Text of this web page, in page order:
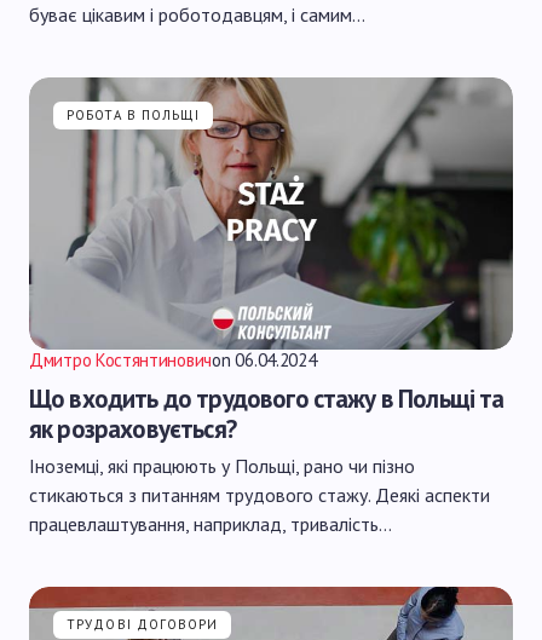
буває цікавим і роботодавцям, і самим…
РОБОТА В ПОЛЬЩІ
Дмитро Костянтиновичon 06.04.2024
Що входить до трудового стажу в Польщі та
як розраховується?
Іноземці, які працюють у Польщі, рано чи пізно
стикаються з питанням трудового стажу. Деякі аспекти
працевлаштування, наприклад, тривалість…
ТРУДОВІ ДОГОВОРИ